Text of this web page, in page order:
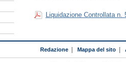
Liquidazione Controllata n.
Redazione| Mappa del sito|